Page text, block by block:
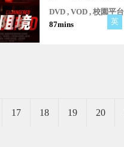
DVD , VOD , 校園平台
87mins
英
17 18 19 20